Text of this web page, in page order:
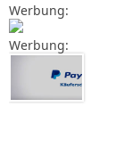
Werbung:
Werbung: